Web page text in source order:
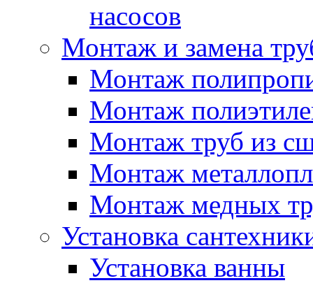
насосов
Монтаж и замена
Монтаж
Монтаж
Монтаж труб из
Монтаж
Монтаж медных
Установка
Установка ванны